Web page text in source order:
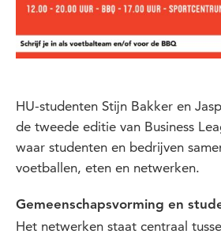
HU-studenten Stijn Bakker en
de tweede editie van Business
waar studenten en bedrijven
voetballen, eten en netwerken.
Gemeenschapsvorming en
Het netwerken staat centraal